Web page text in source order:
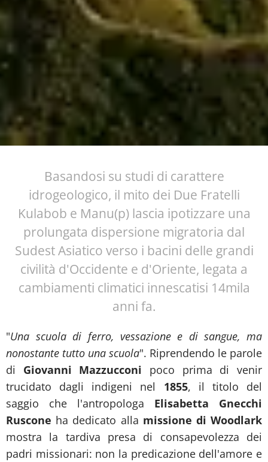
Basandosi su studi di carattere
idrogeologico, il mito dei Due Fratelli
Kulabob e Manu(p) lascia ipotizzare una
prolungata dispersione migratoria dal
Sudest Asiatico verso i bacini delle grandi
civilità d'Occidente e d'Oriente, legata a
cambiamenti climatici innescatisi 14mila
anni fa.
"Una scuola di ferro, vessazione e di sangue, ma
nonostante tutto una scuola". Riprendendo le parole
di Giovanni Mazzucconi poco prima di venir
trucidato dagli indigeni nel 1855, il titolo del
saggio che l'antropologa Elisabetta Gnecchi
Ruscone ha dedicato alla missione di Woodlark
mostra la tardiva presa di consapevolezza dei
padri missionari: non la predicazione dell'amore e